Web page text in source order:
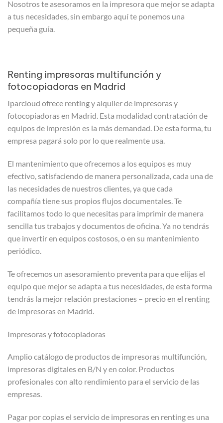
Nosotros te asesoramos en la impresora que mejor se adapta
a tus necesidades, sin embargo aquí te ponemos una
pequeña guía.
Renting impresoras multifunción y
fotocopiadoras en Madrid
Iparcloud ofrece renting y alquiler de impresoras y
fotocopiadoras en Madrid. Esta modalidad contratación de
equipos de impresión es la más demandad. De esta forma, tu
empresa pagará solo por lo que realmente usa.
El mantenimiento que ofrecemos a los equipos es muy
efectivo, satisfaciendo de manera personalizada, cada una de
las necesidades de nuestros clientes, ya que cada
compañía tiene sus propios flujos documentales. Te
facilitamos todo lo que necesitas para imprimir de manera
sencilla tus trabajos y documentos de oficina. Ya no tendrás
que invertir en equipos costosos, o en su mantenimiento
periódico.
Te ofrecemos un asesoramiento preventa para que elijas el
equipo que mejor se adapta a tus necesidades, de esta forma
tendrás la mejor relación prestaciones – precio en el renting
de impresoras en Madrid.
Impresoras y fotocopiadoras
Amplio catálogo de productos de impresoras multifunción,
impresoras digitales en B/N y en color. Productos
profesionales con alto rendimiento para el servicio de las
empresas.
Pagar por copias el servicio de impresoras en renting es una